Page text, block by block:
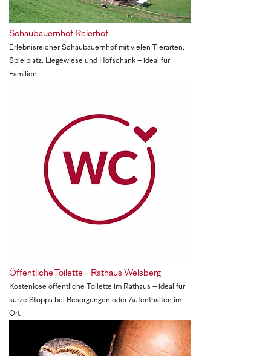
Schaubauernhof Reierhof
Erlebnisreicher Schaubauernhof mit vielen Tierarten,
Spielplatz, Liegewiese und Hofschank – ideal für
Familien.
Öffentliche Toilette - Rathaus Welsberg
Kostenlose öffentliche Toilette im Rathaus – ideal für
kurze Stopps bei Besorgungen oder Aufenthalten im
Ort.